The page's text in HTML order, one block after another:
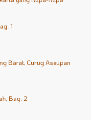
1
Barat, Curug Aseupan
Bag. 2